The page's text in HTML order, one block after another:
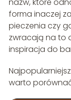
forma inaczej
pieczenia czy
zwracają na to
inspiracja do
warto